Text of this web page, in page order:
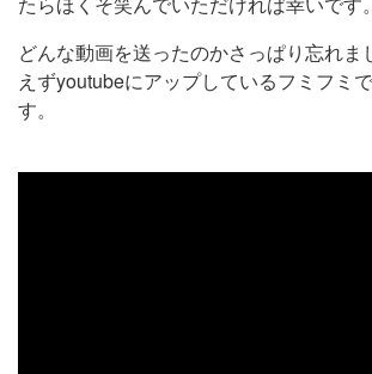
どんな動画を送ったのかさっぱり忘れま
えずyoutubeにアップしているフミフミ
す。